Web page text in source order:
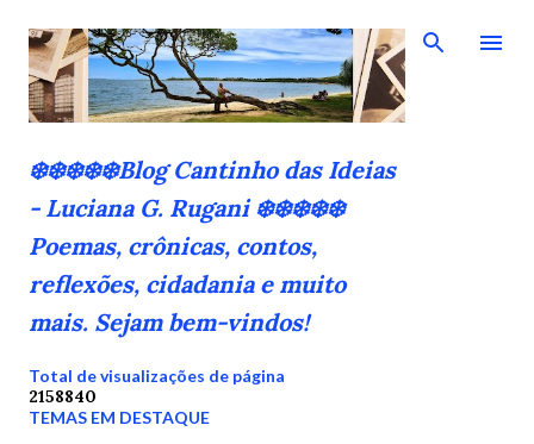
Pular para o conteúdo principal
❄️❄️❄️❄️❄️Blog Cantinho das Ideias
- Luciana G. Rugani ❄️❄️❄️❄️❄️
Poemas, crônicas, contos,
reflexões, cidadania e muito
mais. Sejam bem-vindos!
Total de visualizações de página
2158840
TEMAS EM DESTAQUE